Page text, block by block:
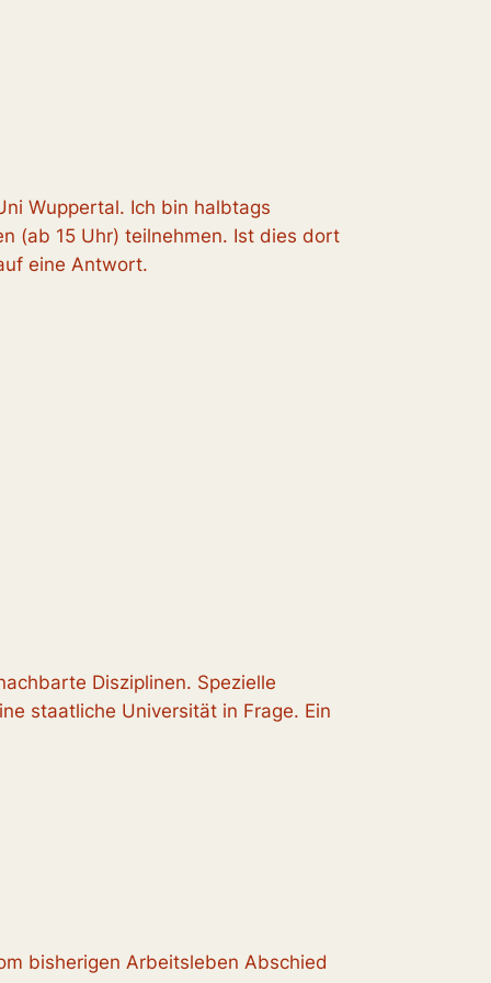
Wuppertal. Ich bin halbtags
(ab 15 Uhr) teilnehmen. Ist dies dort
eine Antwort.
Disziplinen. Spezielle
staatliche Universität in Frage. Ein
bisherigen Arbeitsleben Abschied